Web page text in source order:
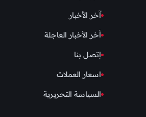
آخر الأخبار
أخر الأخبار العاجلة
إتصل بنا
اسعار العملات
السياسة التحريرية